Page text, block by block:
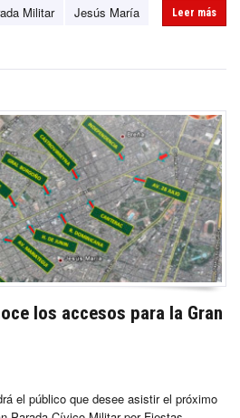
Militar
Jesús María
Leer más
los accesos para la Gran
el público que desee asistir el próximo